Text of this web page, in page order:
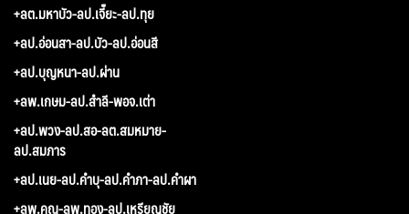
+ลต.มหาบัว-ลป.เจี๊ยะ-ลป.ทุย
+ลป.อ่อนสา-ลป.บัว-ลป.อ่อนสี
+ลป.บุญหนา-ลป.ผ่าน
+ลพ.เกษม-ลป.สำลี-พอจ.เต่า
+ลป.พวง-ลป.สอ-ลต.สมหมาย-
ลป.สมภาร
+ลป.เนย-ลป.คำบุ-ลป.คำภา-ลป.คำผา
+ลพ.คูณ-ลพ.ทอง-ลป.เหรียญชัย